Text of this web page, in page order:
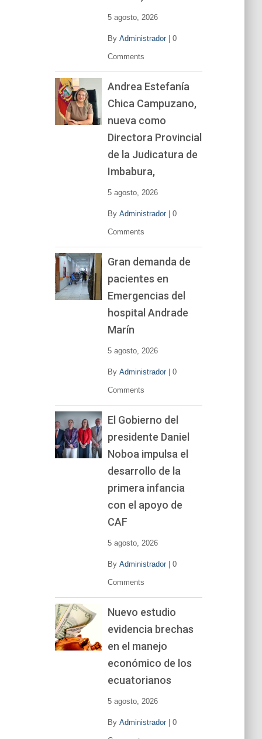
5 agosto, 2026
By Administrador| 0
Comments
Andrea Estefanía
Chica Campuzano,
nueva como
Directora Provincial
de la Judicatura de
Imbabura,
5 agosto, 2026
By Administrador| 0
Comments
Gran demanda de
pacientes en
Emergencias del
hospital Andrade
Marín
5 agosto, 2026
By Administrador| 0
Comments
El Gobierno del
presidente Daniel
Noboa impulsa el
desarrollo de la
primera infancia
con el apoyo de
CAF
5 agosto, 2026
By Administrador| 0
Comments
Nuevo estudio
evidencia brechas
en el manejo
económico de los
ecuatorianos
5 agosto, 2026
By Administrador| 0